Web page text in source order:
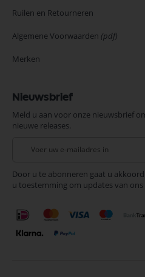
Ruilen en Retourneren
Algemene Voorwaarden (pdf)
Merken
Nieuwsbrief
Meld u aan voor onze nieuwsbrief
nieuwe releases.
onze
nieuwsbrief
Door u te abonneren gaat u
u toestemming om updates van